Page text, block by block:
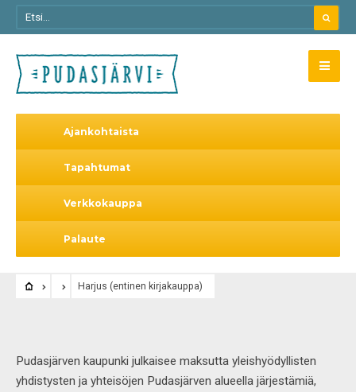
Ajankohtaista
Tapahtumat
Verkkokauppa
Palaute
Harjus (entinen kirjakauppa)
Pudasjärven kaupunki julkaisee maksutta yleishyödyllisten
yhdistysten ja yhteisöjen Pudasjärven alueella järjestämiä,